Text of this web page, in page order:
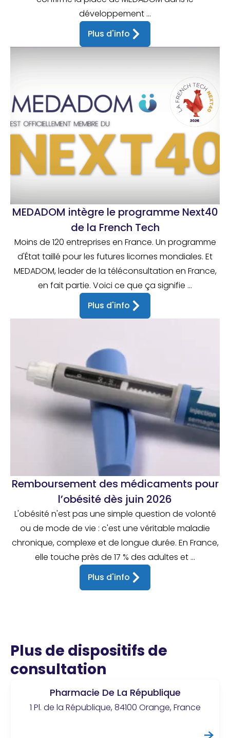
développement ...
Plus d'info
MEDADOM intègre le programme Next40
de la French Tech
Moins de 120 entreprises en France. Un programme
d'État taillé pour les futures licornes mondiales. Et
MEDADOM, leader de la téléconsultation en France,
en fait partie. Voici ce que ça signifie ...
Plus d'info
Remboursement des médicaments pour
l’obésité dès juin 2026
L'obésité n'est pas une simple question de volonté
ou de mode de vie : c'est une véritable maladie
chronique, complexe et de longue durée. En France,
elle touche près de 17 % des adultes et ...
Plus d'info
Plus de dispositifs de
consultation
Pharmacie De La République
1 Pl. de la République, 84100 Orange, France